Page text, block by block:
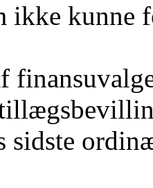
ikke kunne
sidste